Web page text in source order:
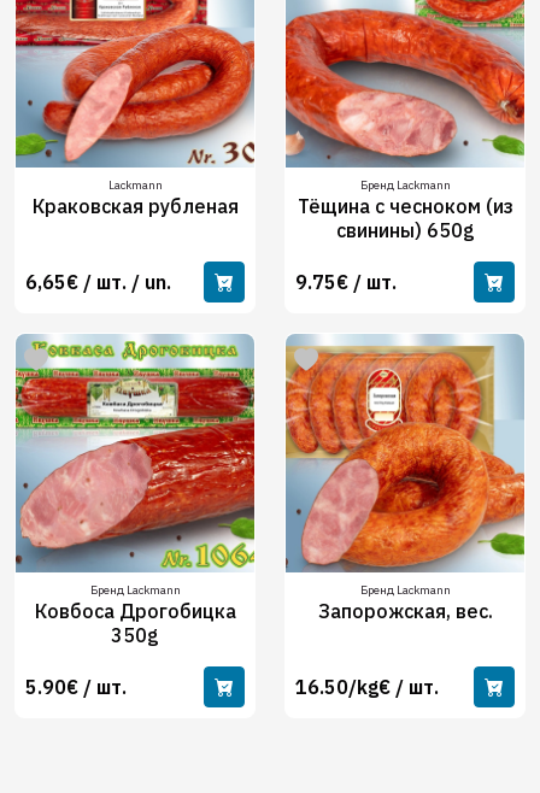
Lackmann
Краковская рубленая
6,65€ / шт. / un.
Бренд Lackmann
Тёщина с чесноком (из
свинины) 650g
9.75€ / шт.
Бренд Lackmann
Ковбоса Дрогобицка
350g
5.90€ / шт.
Бренд Lackmann
Запорожская, вес.
16.50/kg€ / шт.